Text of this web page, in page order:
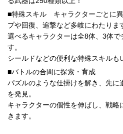
■特殊スキル キャラクターごとに
プや回復、追撃など多岐にわたりま
選べるキャラクターは全8体、3体で
す。
シールドなどの便利な特殊スキルも
■バトルの合間に探索・育成
パズルのような仕掛けを解き、先に
を発見。
キャラクターの個性を伸ばし、戦
きます。